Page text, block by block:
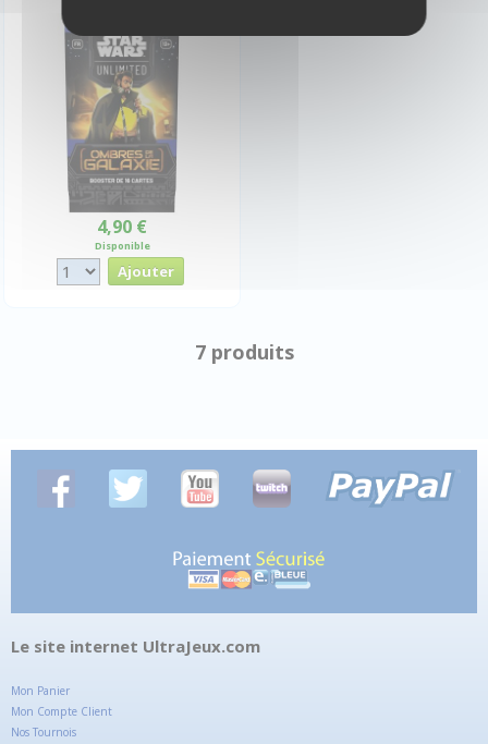
4,90 €
Disponible
7 produits
Le site internet UltraJeux.com
Mon Panier
Mon Compte Client
Nos Tournois